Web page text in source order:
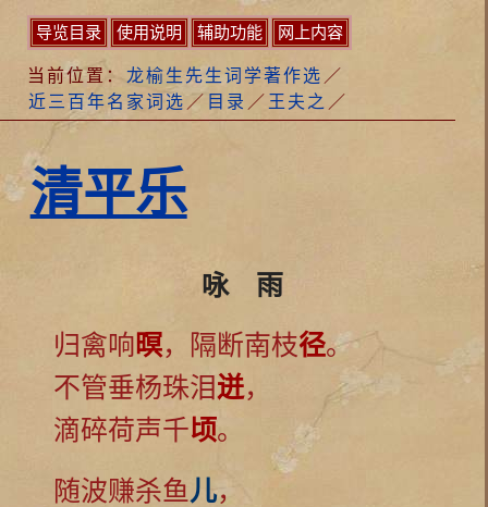
导览目录 使用说明 辅助功能 网上内容
当前位置： 龙榆生先生词学著作选 ／
近三百年名家词选 ／ 目录 ／ 王夫之 ／
清平乐
咏 雨
归禽响暝，隔断南枝径。
不管垂杨珠泪迸，
滴碎荷声千顷。
随波赚杀鱼儿，